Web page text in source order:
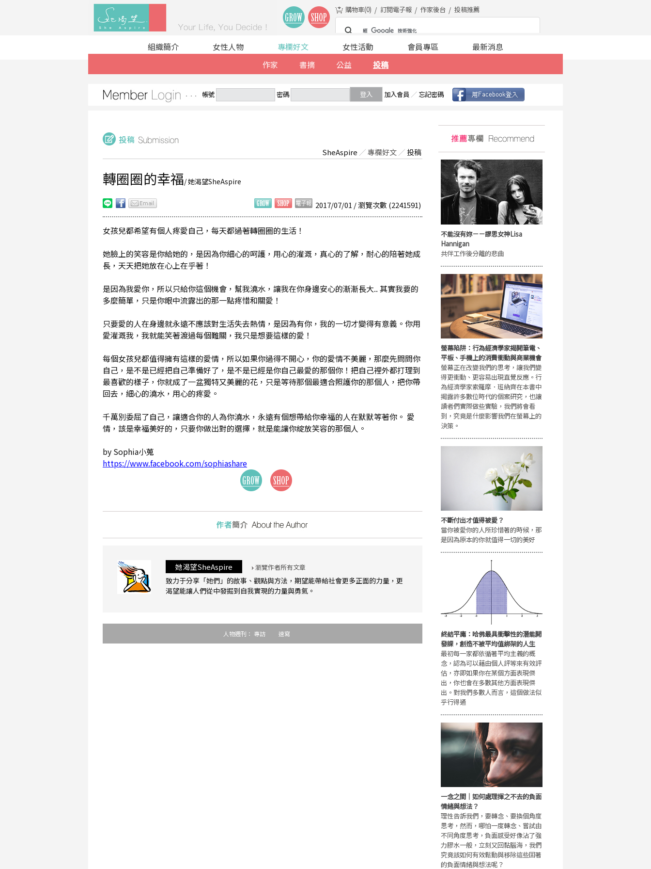
購物車(0) 訂閱電子報 作家後台 投稿推薦
組織簡介 女性人物
專欄好文
作家
書摘 公益 投稿
女性活動 會員專區 最新消息
帳號 密碼 登入 加入會員 ／ 忘記密碼
SheAspire ／專欄好文 ／投稿
轉圈圈的幸福/ 她渴望SheAspire
2017/07/01 / 瀏覽次數 (2241591)
女孩兒都希望有個人疼愛自己，每天都過著轉圈圈的生活！
她臉上的笑容是你給她的，是因為你細心的呵護，用心的灌溉，真心的了解，耐心的陪著她成
長，天天把她放在心上在乎著！
是因為我愛你，所以只給你這個機會，幫我澆水，讓我在你身邊安心的漸漸長大.. 其實我要的
多麼簡單，只是你眼中流露出的那一點疼惜和關愛！
只要愛的人在身邊就永遠不應該對生活失去熱情，是因為有你，我的一切才變得有意義。你用
愛灌溉我，我就能笑著渡過每個難關，我只是想要這樣的愛！
每個女孩兒都值得擁有這樣的愛情，所以如果你過得不開心，你的愛情不美麗，那麼先問問你
自己，是不是已經把自己準備好了，是不是已經是你自己最愛的那個你！把自己裡外都打理到
最喜歡的樣子，你就成了一盆獨特又美麗的花，只是等待那個最適合照護你的那個人，把你帶
回去，細心的澆水，用心的疼愛。
千萬別委屈了自己，讓適合你的人為你澆水，永遠有個想帶給你幸福的人在默默等著你。 愛
情，該是幸福美好的，只要你做出對的選擇，就是能讓你綻放笑容的那個人。
by Sophia小蒐
https://www.facebook.com/sophiashare
她渴望SheAspire 瀏覽作者所有文章
致力于分享「她們」的故事、觀點與方法，期望能帶給社會更多正面的力量，更
渴望能讓人們從中發掘到自我實現的力量與勇氣。
人物週刊： 專訪 速寫
不能沒有妳－－謬思女神Lisa
Hannigan
共伴工作後分離的悲曲
螢幕陷阱：行為經濟學家揭開筆電、
平板、手機上的消費衝動與商業機會
螢幕正在改變我們的思考，讓我們變
得更衝動、更容易出現直覺反應。行
為經濟學家索羅摩．班納齊在本書中
揭露許多數位時代的個案研究，也讓
讀者們實際做些實驗，我們將會看
到，究竟是什麼影響我們在螢幕上的
決策。
不斷付出才值得被愛？
當你被愛你的人所珍惜著的時候，那
是因為原本的你就值得一切的美好
終結平庸：哈佛最具衝擊性的潛能開
發課，創造不被平均值綁架的人生
最初每一家都依循著平均主義的概
念，認為可以藉由個人評等來有效評
估，亦即如果你在某個方面表現傑
出，你也會在多數其他方面表現傑
出。對我們多數人而言，這個做法似
乎行得通
一念之間｜如何處理揮之不去的負面
情緒與想法？
理性告訴我們，要轉念、要換個角度
思考，然而，哪怕一度轉念、嘗試由
不同角度思考，負面感受好像沾了強
力膠水一般，立刻又回黏腦海，我們
究竟該如何有效鬆動與移除這些固著
的負面情緒與想法呢？